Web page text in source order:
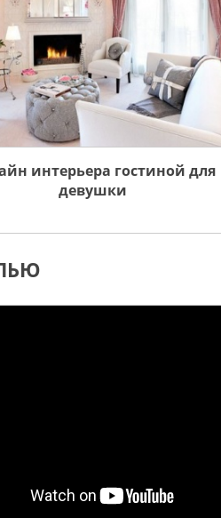
интерьера гостиной для
девушки